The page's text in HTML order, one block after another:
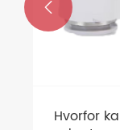
Hvorfor
